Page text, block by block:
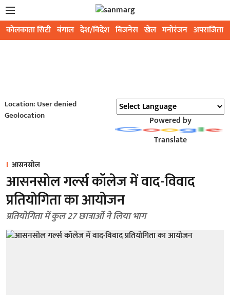
कोलकाता सिटी बंगाल देश/विदेश बिजनेस खेल मनोरंजन अपराजिता
Location: User denied
Geolocation
Powered by
Translate
आसनसोल
आसनसोल गर्ल्स कॉलेज में वाद-विवाद
प्रतियोगिता का आयोजन
प्रतियोगिता में कुल 27 छात्राओं ने लिया भाग